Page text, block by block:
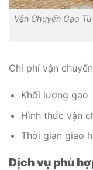
Vận Chuyển Gạo
Chi phí vận
Khối lượng gạo
Hình thức vận
Thời gian giao
Dịch vụ phù